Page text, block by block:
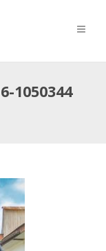
1050344